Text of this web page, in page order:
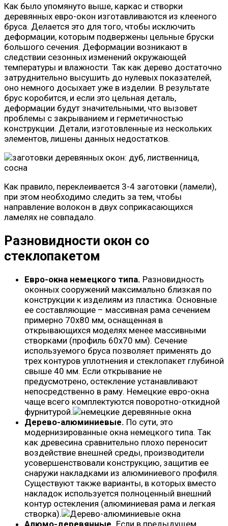
Как было упомянуто выше, каркас и створки
деревянных евро-окон изготавливаются из клееного
бруса. Делается это для того, чтобы исключить
деформации, которым подвержены цельные бруски
большого сечения. Деформации возникают в
следствии сезонных изменений окружающей
температуры и влажности. Так как дерево достаточно
затруднительно высушить до нулевых показателей,
оно немного досыхает уже в изделии. В результате
брус коробится, и если это цельная деталь,
деформации будут значительными, что вызовет
проблемы с закрыванием и герметичностью
конструкции. Детали, изготовленные из нескольких
элементов, лишены данных недостатков.
Как правило, переклеивается 3-4 заготовки (ламели),
при этом необходимо следить за тем, чтобы
направление волокон в двух соприкасающихся
ламелях не совпадало.
Разновидности окон со
стеклопакетом
Евро-окна немецкого типа. Разновидность
оконных сооружений максимально близкая по
конструкции к изделиям из пластика. Основные
ее составляющие – массивная рама сечением
примерно 70х80 мм, оснащенная в
открывающихся моделях менее массивными
створками (профиль 60х70 мм). Сечение
используемого бруса позволяет применять до
трех контуров уплотнения и стеклопакет глубиной
свыше 40 мм. Если открывание не
предусмотрено, остекление устанавливают
непосредственно в раму. Немецкие евро-окна
чаще всего комплектуются поворотно-откидной
фурнитурой.
Дерево-алюминиевые. По сути, это
модернизированные окна немецкого типа. Так
как древесина сравнительно плохо переносит
воздействие внешней среды, производители
усовершенствовали конструкцию, защитив ее
снаружи накладками из алюминиевого профиля.
Существуют также варианты, в которых вместо
накладок используется полноценный внешний
контур остекления (алюминиевая рама и легкая
створка).
Алюмо-деревянные. Если в предыдущем